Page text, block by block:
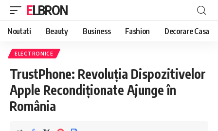
ELBRON
Noutati Beauty Business Fashion Decorare Casa
ELECTRONICE
TrustPhone: Revoluția Dispozitivelor
Apple Recondiționate Ajunge în
România